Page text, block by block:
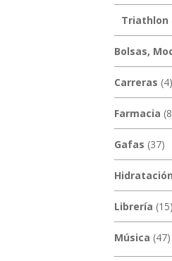
Triathlon
Bolsas,
Carreras (4)
Farmacia
Gafas (37)
Librería (15)
Música (47)